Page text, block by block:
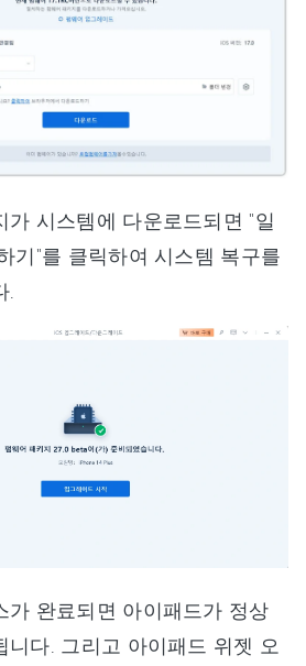
가 시스템에 다운로드되면 "일
기"를 클릭하여 시스템 복구를
.
가 완료되면 아이패드가 정상
니다. 그리고 아이패드 위젯 오